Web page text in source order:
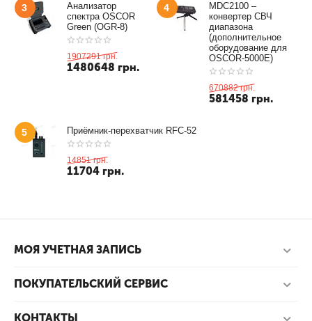
3
Анализатор
спектра OSCOR
Green (OGR-8)
1907291 грн.
1480648 грн.
4
MDC2100 –
конвертер СВЧ
диапазона
(дополнительное
оборудование для
OSCOR-5000E)
670882 грн.
581458 грн.
5 Приёмник-перехватчик RFC-52
14851 грн.
11704 грн.
МОЯ УЧЕТНАЯ ЗАПИСЬ
ПОКУПАТЕЛЬСКИЙ СЕРВИС
КОНТАКТЫ